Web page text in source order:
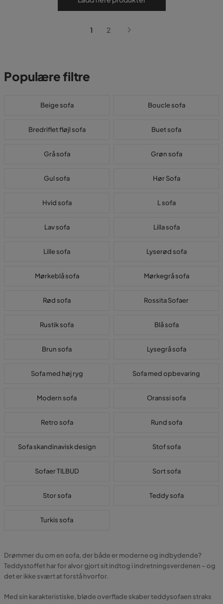
1 2
Populære filtre
Beige sofa Boucle sofa
Bredriflet fløjl sofa Buet sofa
Grå sofa Grøn sofa
Gul sofa Hør Sofa
Hvid sofa L sofa
Lav sofa Lilla sofa
Lille sofa Lyserød sofa
Mørkeblå sofa Mørkegrå sofa
Rød sofa Rossita Sofaer
Rustik sofa Blå sofa
Brun sofa Lysegrå sofa
Sofa med høj ryg Sofa med opbevaring
Modern sofa Oranssi sofa
Retro sofa Rund sofa
Sofa skandinavisk design Stof sofa
Sofaer TILBUD Sort sofa
Stor sofa Teddy sofa
Turkis sofa
Drømmer du om en sofa, der både er moderne og indbydende?
Teddystoffet har for alvor gjort sit indtog i indretningsverdenen – og
det er ikke svært at forstå hvorfor.
Med sin karakteristiske, bløde overflade skaber teddysofaen straks